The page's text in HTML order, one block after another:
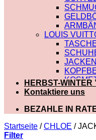
LOUIS
JACKEN
HERBST-WINTER
Kontaktiere uns
BEZAHLE IN
Startseite / CHLOE /
Filter